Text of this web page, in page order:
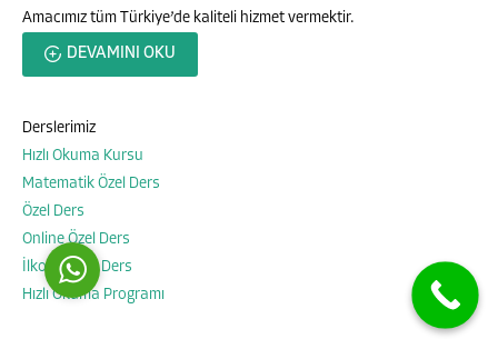
Amacımız tüm Türkiye’de kaliteli hizmet vermektir.
DEVAMINI OKU
Derslerimiz
Hızlı Okuma Kursu
Matematik Özel Ders
Özel Ders
Online Özel Ders
İlkokul Özel Ders
Hızlı Okuma Programı
Özel Ders Sepeti